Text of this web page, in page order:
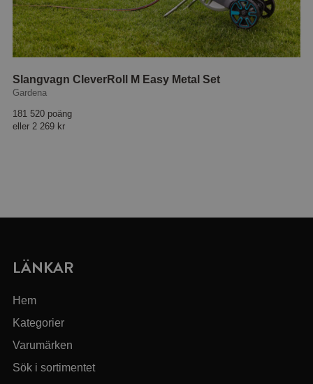
Slangvagn CleverRoll M Easy Metal Set
Gardena
181 520 poäng
eller 2 269 kr
LÄNKAR
Hem
Kategorier
Varumärken
Sök i sortimentet